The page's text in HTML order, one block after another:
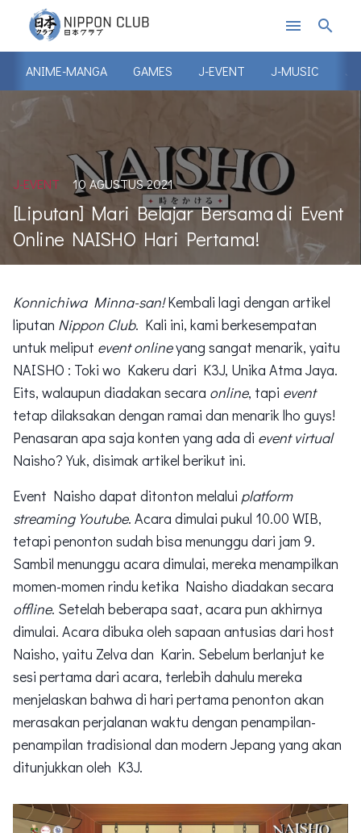
menu search
ANIME-MANGA GAMES J-EVENT J-MUSIC J-
J-EVENT 10 AGUSTUS 2021
[Liputan] Mari Belajar Bersama di Event
Online NAISHO Hari Pertama!
Konnichiwa Minna-san!Kembali lagi dengan artikel
liputan Nippon Club. Kali ini, kami berkesempatan
untuk meliput event onlineyang sangat menarik, yaitu
NAISHO : Toki wo Kakeru dari K3J, Unika Atma Jaya.
Eits, walaupun diadakan secara online, tapi event
tetap dilaksakan dengan ramai dan menarik lho guys!
Penasaran apa saja konten yang ada di event virtual
Naisho? Yuk, disimak artikel berikut ini.
Event Naisho dapat ditonton melalui platform
streaming Youtube. Acara dimulai pukul 10.00 WIB,
tetapi penonton sudah bisa menunggu dari jam 9.
Sambil menunggu acara dimulai, mereka menampilkan
momen-momen rindu ketika Naisho diadakan secara
offline. Setelah beberapa saat, acara pun akhirnya
dimulai. Acara dibuka oleh sapaan antusias dari host
Naisho, yaitu Zelva dan Karin. Sebelum berlanjut ke
sesi pertama dari acara, terlebih dahulu mereka
menjelaskan bahwa di hari pertama penonton akan
merasakan perjalanan waktu dengan penampilan-
penampilan tradisional dan modern Jepang yang akan
ditunjukkan oleh K3J.